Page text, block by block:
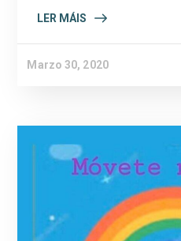
LER MÁIS
Marzo 30, 2020